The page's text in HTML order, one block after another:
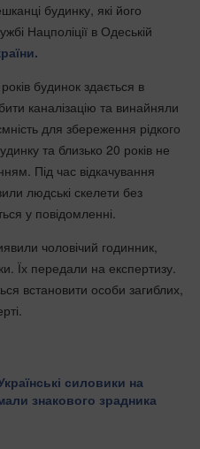
будинку, які його
Нацполіції в Одеській
будинок здається в
каналізацію та винайняли
для збереження рідкого
та близько 20 років не
Під час відкачування
людські скелети без
у повідомленні.
чоловічий годинник,
Їх передали на експертизу.
встановити особи загиблих,
силовики на
знакового зрадника